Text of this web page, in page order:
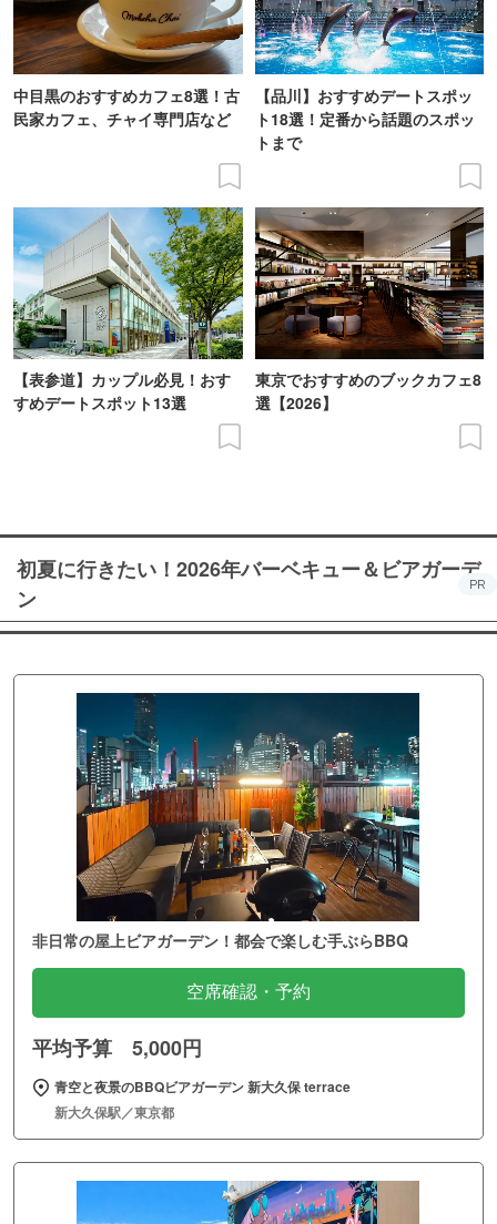
中目黒のおすすめカフェ8選！古
民家カフェ、チャイ専門店など
【品川】おすすめデートスポッ
ト18選！定番から話題のスポッ
トまで
【表参道】カップル必見！おす
すめデートスポット13選
東京でおすすめのブックカフェ8
選【2026】
初夏に行きたい！2026年バーベキュー＆ビアガーデ
ン
PR
非日常の屋上ビアガーデン！都会で楽しむ手ぶらBBQ
空席確認・予約
平均予算 5,000円
青空と夜景のBBQビアガーデン 新大久保 terrace
新大久保駅／東京都